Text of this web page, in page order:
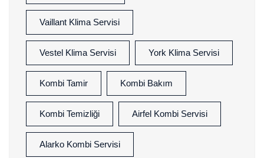
Vaillant Klima Servisi
Vestel Klima Servisi York Klima Servisi
Kombi Tamir Kombi Bakım
Kombi Temizliği Airfel Kombi Servisi
Alarko Kombi Servisi